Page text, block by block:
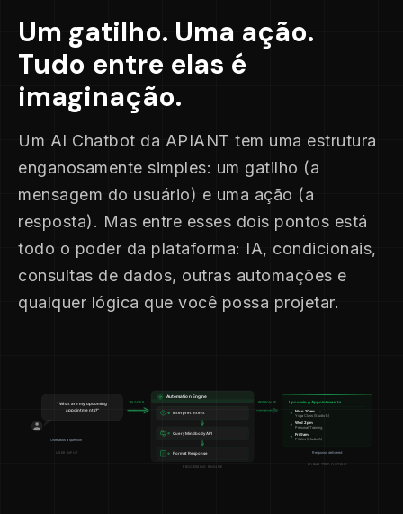
Um gatilho. Uma ação.
Tudo entre elas é
imaginação.
Um AI Chatbot da APIANT tem uma estrutura
enganosamente simples: um gatilho (a
mensagem do usuário) e uma ação (a
resposta). Mas entre esses dois pontos está
todo o poder da plataforma: IA, condicionais,
consultas de dados, outras automações e
qualquer lógica que você possa projetar.